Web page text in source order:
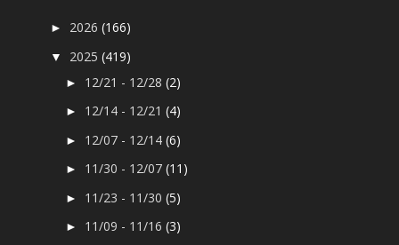
► 2026(166)
▼ 2025(419)
► 12/21 - 12/28(2)
► 12/14 - 12/21(4)
► 12/07 - 12/14(6)
► 11/30 - 12/07(11)
► 11/23 - 11/30(5)
► 11/09 - 11/16(3)